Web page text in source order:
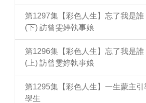
第1297集【彩色人生】忘了我是誰
(下) 訪曾雯婷執事娘
第1296集【彩色人生】忘了我是誰
(上) 訪曾雯婷執事娘
第1295集【彩色人生】一生蒙主引
學生